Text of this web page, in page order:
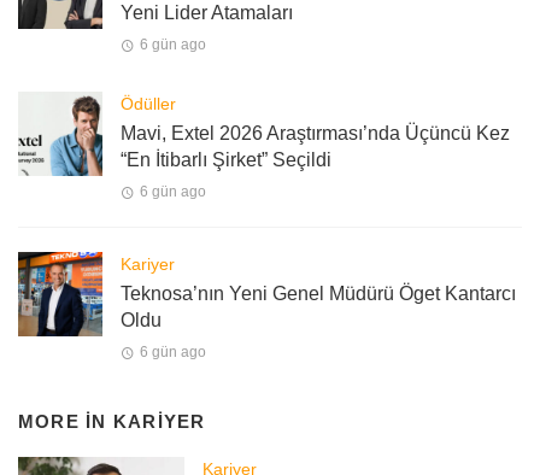
Yeni Lider Atamaları
6 gün ago
Ödüller
Mavi, Extel 2026 Araştırması’nda Üçüncü Kez
“En İtibarlı Şirket” Seçildi
6 gün ago
Kariyer
Teknosa’nın Yeni Genel Müdürü Öget Kantarcı
Oldu
6 gün ago
MORE IN KARIYER
Kariyer